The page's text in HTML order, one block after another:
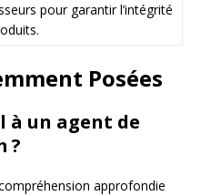
pour garantir l’intégrité
Posées
à un agent de
?
approfondie